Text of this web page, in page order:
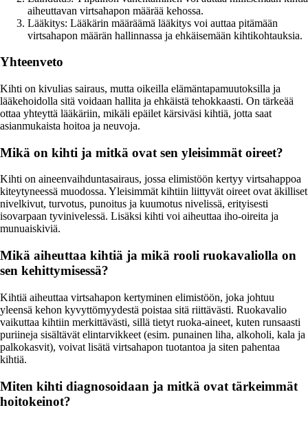
aiheuttavan virtsahapon määrää kehossa.
Lääkitys: Lääkärin määräämä lääkitys voi auttaa pitämään
virtsahapon määrän hallinnassa ja ehkäisemään kihtikohtauksia.
Yhteenveto
Kihti on kivulias sairaus, mutta oikeilla elämäntapamuutoksilla ja
lääkehoidolla sitä voidaan hallita ja ehkäistä tehokkaasti. On tärkeää
ottaa yhteyttä lääkäriin, mikäli epäilet kärsiväsi kihtiä, jotta saat
asianmukaista hoitoa ja neuvoja.
Mikä on kihti ja mitkä ovat sen yleisimmät oireet?
Kihti on aineenvaihduntasairaus, jossa elimistöön kertyy virtsahappoa
kiteytyneessä muodossa. Yleisimmät kihtiin liittyvät oireet ovat äkilliset
nivelkivut, turvotus, punoitus ja kuumotus nivelissä, erityisesti
isovarpaan tyvinivelessä. Lisäksi kihti voi aiheuttaa iho-oireita ja
munuaiskiviä.
Mikä aiheuttaa kihtiä ja mikä rooli ruokavaliolla on
sen kehittymisessä?
Kihtiä aiheuttaa virtsahapon kertyminen elimistöön, joka johtuu
yleensä kehon kyvyttömyydestä poistaa sitä riittävästi. Ruokavalio
vaikuttaa kihtiin merkittävästi, sillä tietyt ruoka-aineet, kuten runsaasti
puriineja sisältävät elintarvikkeet (esim. punainen liha, alkoholi, kala ja
palkokasvit), voivat lisätä virtsahapon tuotantoa ja siten pahentaa
kihtiä.
Miten kihti diagnosoidaan ja mitkä ovat tärkeimmät
hoitokeinot?